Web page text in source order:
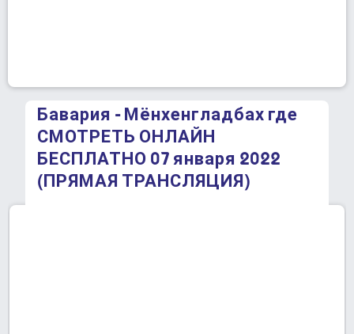
Бавария - Мёнхенгладбах где
СМОТРЕТЬ ОНЛАЙН
БЕСПЛАТНО 07 января 2022
(ПРЯМАЯ ТРАНСЛЯЦИЯ)